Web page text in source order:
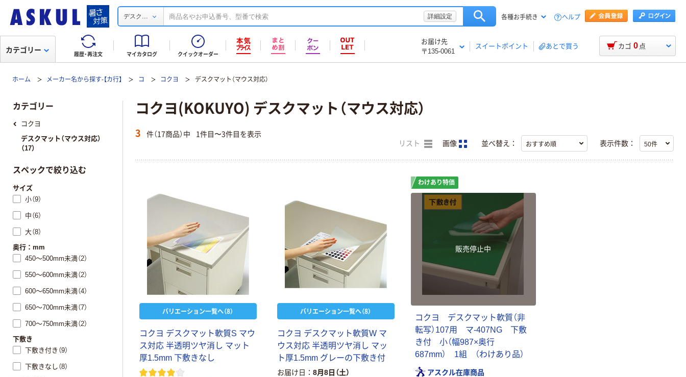
デスク ... 詳細設定 各種お手続き ヘルプ
履歴・再注文 マイカタログ クイックオーダー
お届け先
〒135-0061
スイートポイント あとで買う
カテゴリー カゴ 0 点
ホーム メーカー名から探す-【カ行】 コ コクヨ デスクマット（マウス対応）
コクヨ(KOKUYO) デスクマット（マウス対応）
3 件（17商品）中 1件目〜3件目を表示
リスト 画像 並べ替え： 表示件数：
バリエーション一覧へ（8）
コクヨ デスクマット軟質S マウ
ス対応 半透明ツヤ消し マット
厚1.5mm 下敷きなし
バリエーション一覧へ（8）
コクヨ デスクマット軟質W マ
ウス対応 半透明ツヤ消し マッ
ト厚1.5mm グレーの下敷き付
お届け日 8月8日（土）
わけあり特価
販売停止中
コクヨ デスクマット軟質（非
転写）107用 マ-407NG 下敷
き付 小（幅987×奥行
687mm） 1組 （わけあり品）
アスクル在庫商品
カテゴリー
コクヨ
デスクマット（マウス対応）
（17）
スペックで絞り込む
サイズ
小（9）
中（6）
大（8）
奥行：mm
450～500mm未満（2）
550～600mm未満（2）
600～650mm未満（4）
650～700mm未満（7）
700～750mm未満（2）
下敷き
下敷き付き（9）
下敷きなし（8）